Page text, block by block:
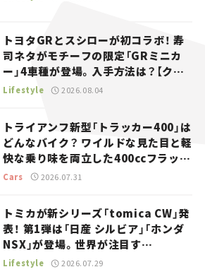
トヨタGRとスシローが初コラボ！ 寿
司ネタがモチーフの限定「GRミニカ
ー」4車種が登場。入手方法は？【クル
マとホビー】
Lifestyle 2026.08.04
トライアンフ新型「トラッカー400」は
どんなバイク？ ワイルドな見た目と軽
快な乗り味を両立した400ccフラット
トラッカー【試乗レビュー】
Cars 2026.07.31
トミカが新シリーズ「tomica CW」発
表！ 第1弾は「日産 シルビア」「ホンダ
NSX」が登場。世界が注目す
る“JDM”に焦点【クルマとホビー】
Lifestyle 2026.07.29